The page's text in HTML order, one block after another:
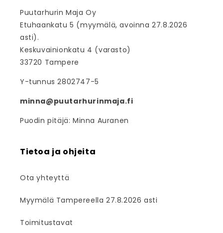
Puutarhurin Maja Oy
Etuhaankatu 5 (myymälä, avoinna 27.8.2026
asti).
Keskuvainionkatu 4 (varasto)
33720 Tampere
Y-tunnus 2802747-5
minna@puutarhurinmaja.fi
Puodin pitäjä: Minna Auranen
Tietoa ja ohjeita
Ota yhteyttä
Myymälä Tampereella 27.8.2026 asti
Toimitustavat